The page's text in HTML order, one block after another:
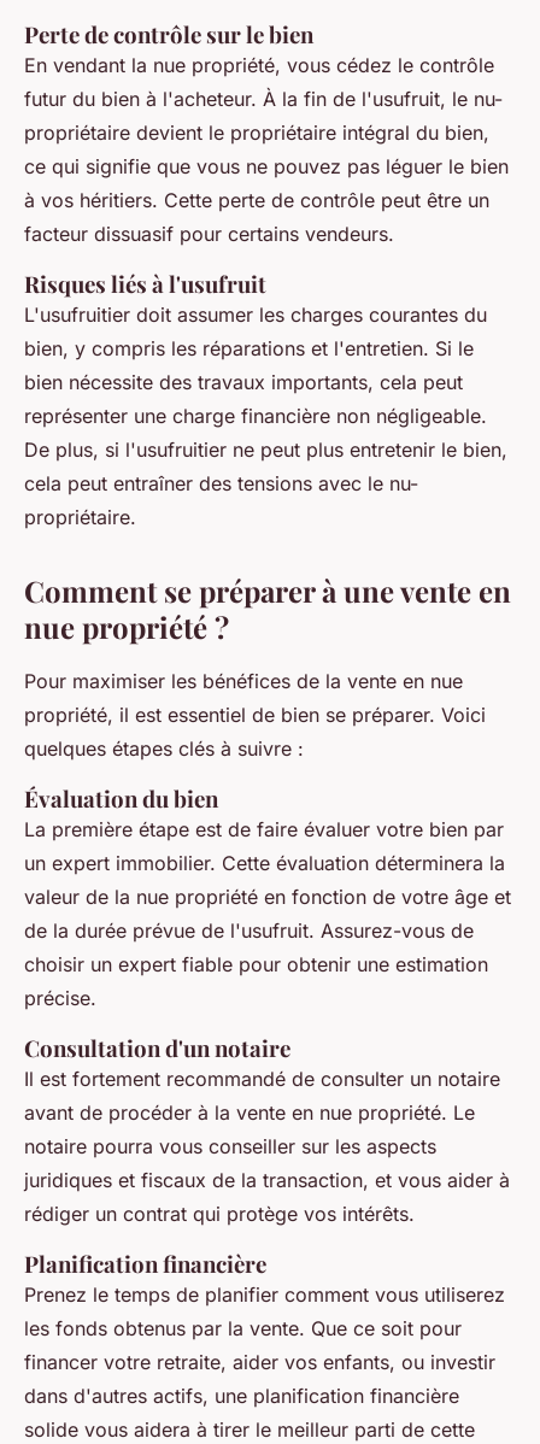
Perte de contrôle sur le bien
En vendant la nue propriété, vous cédez le contrôle
futur du bien à l'acheteur. À la fin de l'usufruit, le nu-
propriétaire devient le propriétaire intégral du bien,
ce qui signifie que vous ne pouvez pas léguer le bien
à vos héritiers. Cette perte de contrôle peut être un
facteur dissuasif pour certains vendeurs.
Risques liés à l'usufruit
L'usufruitier doit assumer les charges courantes du
bien, y compris les réparations et l'entretien. Si le
bien nécessite des travaux importants, cela peut
représenter une charge financière non négligeable.
De plus, si l'usufruitier ne peut plus entretenir le bien,
cela peut entraîner des tensions avec le nu-
propriétaire.
Comment se préparer à une vente en
nue propriété ?
Pour maximiser les bénéfices de la vente en nue
propriété, il est essentiel de bien se préparer. Voici
quelques étapes clés à suivre :
Évaluation du bien
La première étape est de faire évaluer votre bien par
un expert immobilier. Cette évaluation déterminera la
valeur de la nue propriété en fonction de votre âge et
de la durée prévue de l'usufruit. Assurez-vous de
choisir un expert fiable pour obtenir une estimation
précise.
Consultation d'un notaire
Il est fortement recommandé de consulter un notaire
avant de procéder à la vente en nue propriété. Le
notaire pourra vous conseiller sur les aspects
juridiques et fiscaux de la transaction, et vous aider à
rédiger un contrat qui protège vos intérêts.
Planification financière
Prenez le temps de planifier comment vous utiliserez
les fonds obtenus par la vente. Que ce soit pour
financer votre retraite, aider vos enfants, ou investir
dans d'autres actifs, une planification financière
solide vous aidera à tirer le meilleur parti de cette